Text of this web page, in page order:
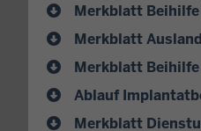
Merkblatt
Merkblatt Ausland
Merkblatt
Ablauf
Merkblatt